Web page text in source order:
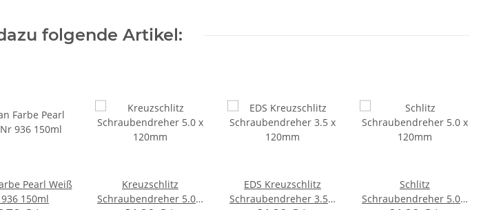
folgende Artikel:
Pearl Weiß
150ml
Kreuzschlitz
Schraubendreher 5.0 x
EDS Kreuzschlitz
Schraubendreher 3.5 x
Schlitz
Schraubendreher 5.0 x